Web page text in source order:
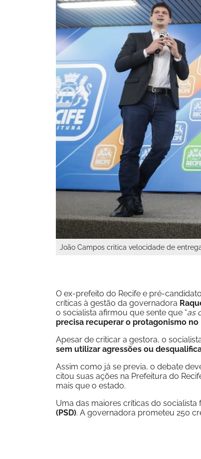
João Campos critica velocidade de
O ex-prefeito do Recife e pré-
críticas à gestão da governadora
o socialista afirmou que sente que “as
precisa recuperar o protagonismo
Apesar de criticar a gestora, o
sem utilizar agressões ou
Assim como já se previa, o debate
citou suas ações na Prefeitura do
mais que o estado.
Uma das maiores críticas do socialista
(PSD). A governadora prometeu 250